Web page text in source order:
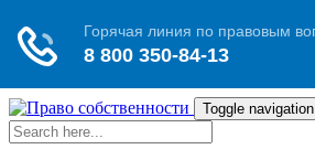
Toggle navigation